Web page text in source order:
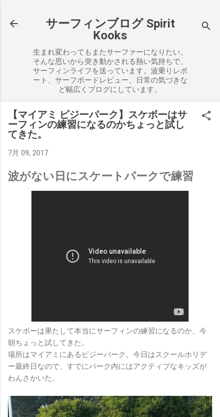
サーフィンブログ Spirit
Kooks
生まれ変わってもまたサーファーになりたい。
そんな思いから突き動かされる熱い気持ちで、
サーフィンライフを送っています。波乗りレポ
ート、サーフボードレビュー、日常の気づきな
ど幅広くブログにしています。
【マイアミ ピジーパーク】スケボーはサ
ーフィンの練習になるのかちょっと試し
てきた。
7月 09, 2017
波がない日にスケートパークで練習
スケボーは果たして本当にサーフィンの練習になるのか、今
朝ちょっと試してきた。
場所はマイアミにあるピジーパーク。今日はスクールホリデ
ー最終日なので、すでにパーク内にはアクティブなキッズが
わんさかいた。